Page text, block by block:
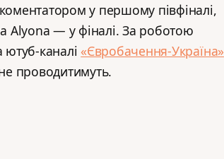
у першому півфіналі,
Alyona — у фіналі. За роботою
ютуб-каналі«Євробачення-Україна»
проводитимуть.